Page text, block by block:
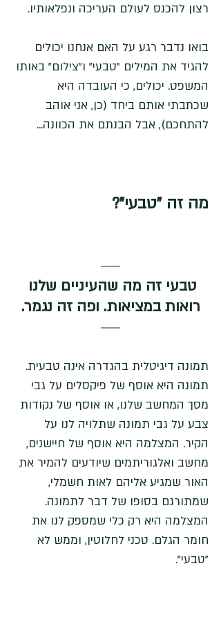
רצון להכנס לעולם העריכה ונפלאותיו.
בואו נדבר רגע על האם אנחנו יכולים
להגיד את המילים "טבעי" ו"צילום" באותו
המשפט. יכולים, כי העובדה היא
שכתבתי אותם ביחד (כן, אני אוהב
להתחכם), אבל הבנתם את הכוונה...
מה זה "טבעי"?
טבעי זה מה שהעיניים שלנו
רואות במציאות. ופה זה נגמר.
תמונה דיגיטלית בהגדרה אינה טבעית.
תמונה היא אוסף של פיקסלים על גבי
מסך המחשב שלנו, או אוסף של נקודות
צבע על גבי תמונה שתלויה לנו על
הקיר. המצלמה היא אוסף של חיישנים,
מחשב ואלגוריתמים שיודעים להמיר את
האור שמגיע אליהם לאות חשמלי,
שמתורגם בסופו של דבר לתמונה.
המצלמה היא רק כלי שמספק לנו את
חומר הגלם. טכני לחלוטין, וממש לא
"טבעי".